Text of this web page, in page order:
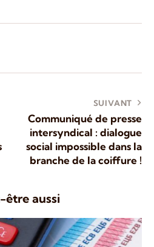
SUIVANT
Communiqué de presse
intersyndical : dialogue
social impossible dans la
branche de la coiffure !
être aussi